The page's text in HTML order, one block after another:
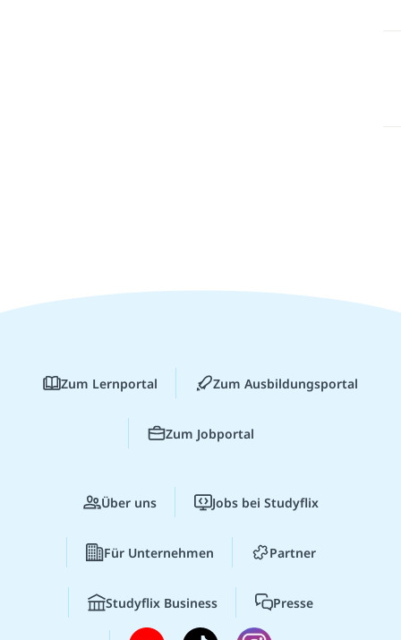
Zum Lernportal Zum Ausbildungsportal
Zum Jobportal
Über uns Jobs bei Studyflix
Für Unternehmen Partner
Studyflix Business Presse